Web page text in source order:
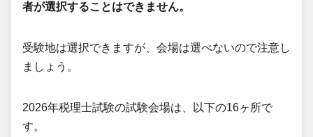
者が選択することはできません。
受験地は選択できますが、会場は選べないので注意し
ましょう。
2026年税理士試験の試験会場は、以下の16ヶ所で
す。